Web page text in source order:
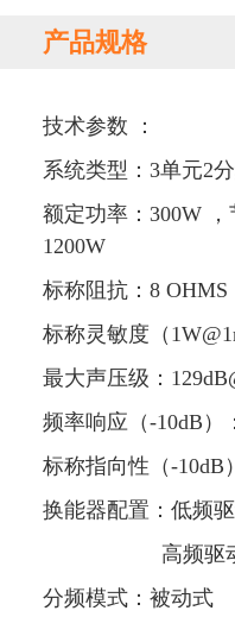
产品规格
技术参数 ：
系统类型：3单元2
额定功率：300W ，
1200W
标称阻抗：8 OHMS
标称灵敏度（
最大声压级：
频率响应（-10dB）
标称指向性（-10dB
换能器配置：低频
高频驱动器
分频模式：被动式